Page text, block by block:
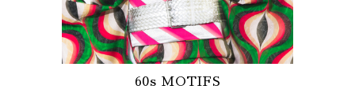
60s MOTIFS